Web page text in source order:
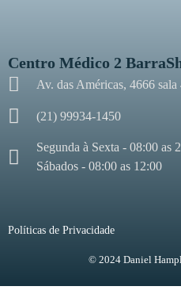
Centro Médico 2
Av. das Américas, 4666 sala
(21) 99934-1450
Segunda à Sexta - 08:00 as
Sábados - 08:00 as 12:00
Políticas de Privacidade
© 2024 Daniel